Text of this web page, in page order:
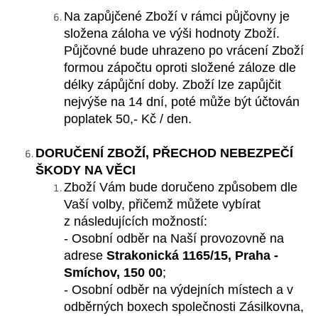
Na zapůjčené Zboží v rámci půjčovny je
složena záloha ve výši hodnoty Zboží.
Půjčovné bude uhrazeno po vrácení Zboží
formou zápočtu oproti složené záloze dle
délky zápůjční doby. Zboží lze zapůjčit
nejvýše na 14 dní, poté může být účtován
poplatek 50,- Kč / den.
DORUČENÍ ZBOŽÍ, PŘECHOD NEBEZPEČÍ
ŠKODY NA VĚCI
Zboží Vám bude doručeno způsobem dle
Vaší volby, přičemž můžete vybírat
z následujících možností:
- Osobní odběr na Naší provozovně na
adrese Strakonická 1165/15, Praha -
Smíchov, 150 00;
- Osobní odběr na výdejních místech a v
odběrných boxech společnosti Zásilkovna,